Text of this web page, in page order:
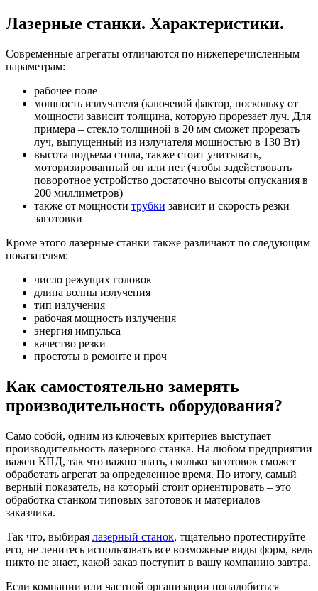
Лазерные станки. Характеристики.
Современные агрегаты отличаются по нижеперечисленным
параметрам:
рабочее поле
мощность излучателя (ключевой фактор, поскольку от
мощности зависит толщина, которую прорезает луч. Для
примера – стекло толщиной в 20 мм сможет прорезать
луч, выпущенный из излучателя мощностью в 130 Вт)
высота подъема стола, также стоит учитывать,
моторизированный он или нет (чтобы задействовать
поворотное устройство достаточно высоты опускания в
200 миллиметров)
также от мощности трубки зависит и скорость резки
заготовки
Кроме этого лазерные станки также различают по следующим
показателям:
число режущих головок
длина волны излучения
тип излучения
рабочая мощность излучения
энергия импульса
качество резки
простоты в ремонте и проч
Как самостоятельно замерять
производительность оборудования?
Само собой, одним из ключевых критериев выступает
производительность лазерного станка. На любом предприятии
важен КПД, так что важно знать, сколько заготовок сможет
обработать агрегат за определенное время. По итогу, самый
верный показатель, на который стоит ориентировать – это
обработка станком типовых заготовок и материалов
заказчика.
Так что, выбирая лазерный станок, тщательно протестируйте
его, не ленитесь использовать все возможные виды форм, ведь
никто не знает, какой заказ поступит в вашу компанию завтра.
Если компании или частной организации понадобиться